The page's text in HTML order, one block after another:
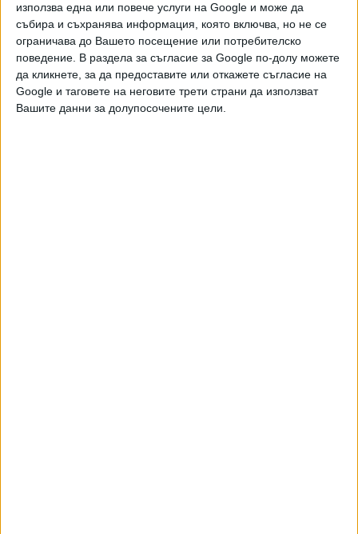
използва една или повече услуги на Google и може да
събира и съхранява информация, която включва, но не се
ограничава до Вашето посещение или потребителско
поведение. В раздела за съгласие за Google по-долу можете
да кликнете, за да предоставите или откажете съгласие на
Google и таговете на неговите трети страни да използват
Вашите данни за долупосочените цели.
седем месеца при участието на 35 души, включително
ученици от Областното училище по изкуствата,
ръководено от скулптора. Актрисата не е позирала
лично; вместо това екипът на Маркес е използвал нейни
снимки, за да създаде статуята. Произведението на
изкуството е с височина 7,50 метра и тежи повече от 5,5